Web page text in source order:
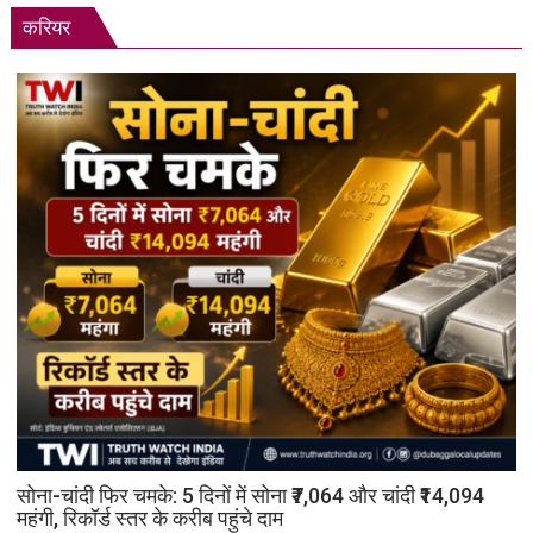
करियर
सोना-चांदी फिर चमके: 5 दिनों में सोना ₹7,064 और चांदी ₹14,094
महंगी, रिकॉर्ड स्तर के करीब पहुंचे दाम